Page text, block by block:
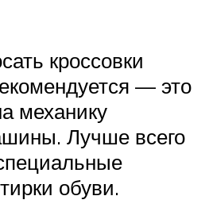
кроссовки
— это
механику
Лучше всего
обуви.